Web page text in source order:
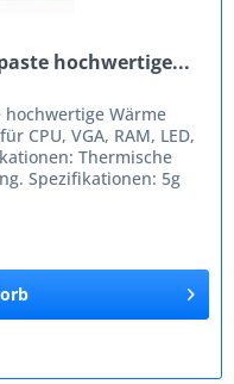
hochwertige...
Wärme
CPU, VGA, RAM, LED,
Thermische
Spezifikationen: 5g